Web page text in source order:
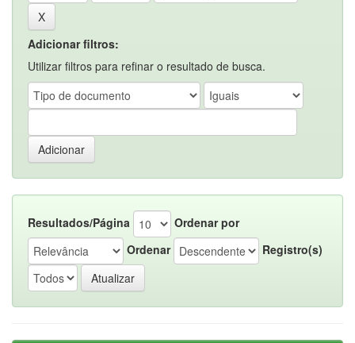
Adicionar filtros:
Utilizar filtros para refinar o resultado de busca.
Resultados/Página
Ordenar por
Ordenar
Registro(s)